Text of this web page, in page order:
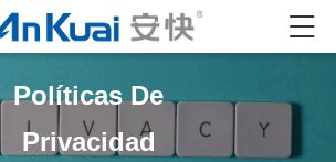
Políticas De
Privacidad